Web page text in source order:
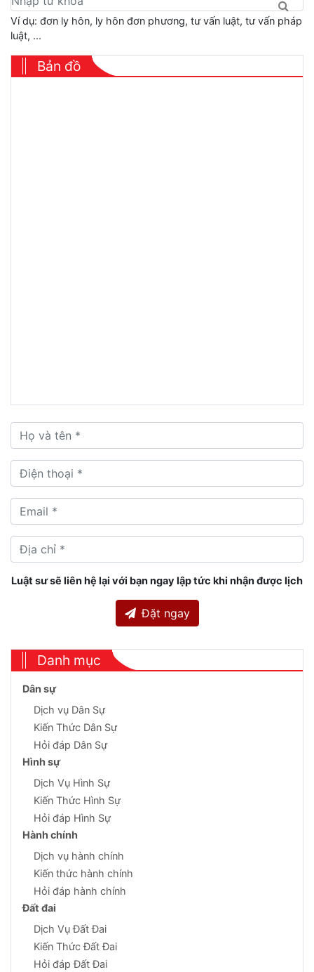
Ví dụ: đơn ly hôn, ly hôn đơn phương, tư vấn luật, tư vấn pháp
luật, ...
Bản đồ
Luật sư sẽ liên hệ lại với bạn ngay lập tức khi nhận được lịch
Đặt ngay
Danh mục
Dân sự
Dịch vụ Dân Sự
Kiến Thức Dân Sự
Hỏi đáp Dân Sự
Hình sự
Dịch Vụ Hình Sự
Kiến Thức Hình Sự
Hỏi đáp Hình Sự
Hành chính
Dịch vụ hành chính
Kiến thức hành chính
Hỏi đáp hành chính
Đất đai
Dịch Vụ Đất Đai
Kiến Thức Đất Đai
Hỏi đáp Đất Đai